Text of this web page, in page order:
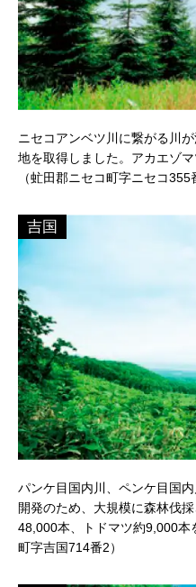
ニセコアンベツ川に繋がる川
地を取得しました。アカエゾ
（虻田郡ニセコ町字ニセコ355
吉国
パンケ目国内川、ペンケ目国
開発のため、大規模に森林伐
48,000本、トドマツ約9,000本
町字吉国714番2）